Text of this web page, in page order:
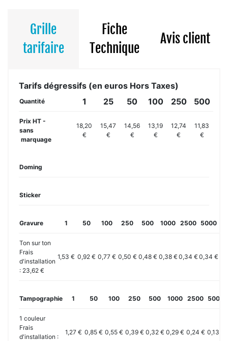
Grille
tarifaire
Fiche
Technique
Avis client
Tarifs dégressifs (en euros Hors Taxes)
Quantité 1 25 50 100 250 500
Prix HT -
sans
marquage
18,20
€
15,47
€
14,56
€
13,19
€
12,74
€
11,83
€
Doming
Sticker
Gravure 1 50 100 250 500 1000 2500 5000
Ton sur ton
Frais
d'installation
: 23,62 €
1,53 € 0,92 € 0,77 € 0,50 € 0,48 € 0,38 € 0,34 € 0,34 €
Tampographie 1 50 100 250 500 1000 2500 5000
1 couleur
Frais
d'installation :
1,27 € 0,85 € 0,55 € 0,39 € 0,32 € 0,29 € 0,24 € 0,13 €